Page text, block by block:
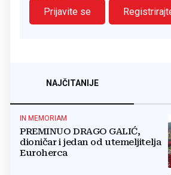
Prijavite se
NAJČITANIJE
IN MEMORIAM
PREMINUO DRAGO GALIĆ,
dioničar i jedan od utemeljitelja
Euroherca